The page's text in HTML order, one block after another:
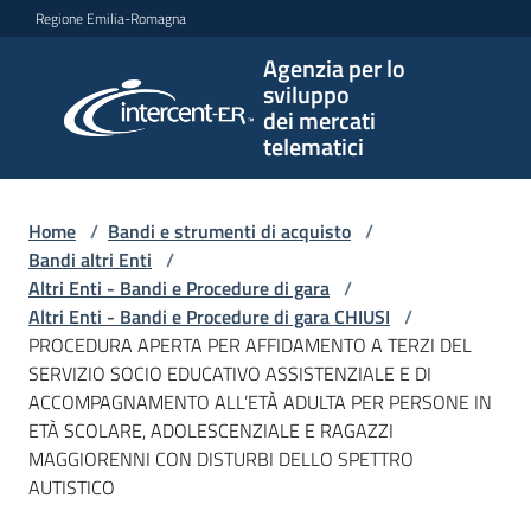
Vai al contenuto
Vai alla navigazione
Vai al footer
Regione Emilia-Romagna
Agenzia per lo
sviluppo
dei mercati
telematici
per lo
sviluppo
telematici
L'Agenzia
Bandi
e
strumenti
Home / Bandi e strumenti di acquisto /
Bandi altri Enti /
Altri Enti - Bandi e Procedure di gara /
Altri Enti - Bandi e Procedure di gara CHIUSI /
PROCEDURA APERTA PER AFFIDAMENTO A TERZI DEL
SERVIZIO SOCIO EDUCATIVO ASSISTENZIALE E DI
ACCOMPAGNAMENTO ALL’ETÀ ADULTA PER PERSONE IN
ETÀ SCOLARE, ADOLESCENZIALE E RAGAZZI
MAGGIORENNI CON DISTURBI DELLO SPETTRO
AUTISTICO